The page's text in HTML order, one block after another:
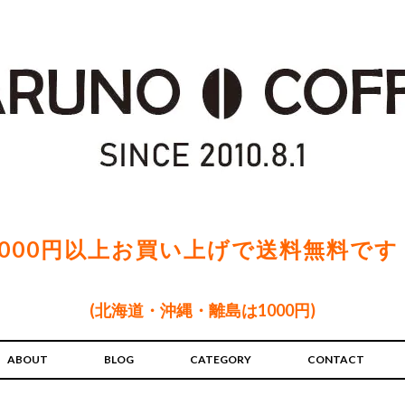
円以上お買い上げで送料無料です
(北海道・沖縄・離島は1000円)
ABOUT BLOG CATEGORY CONTACT